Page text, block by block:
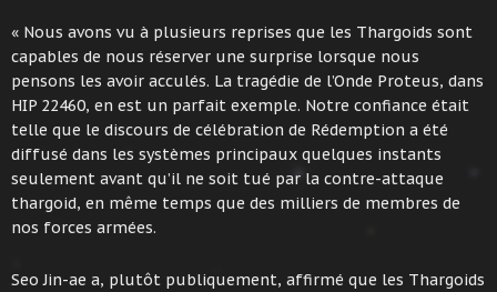
« Nous avons vu à plusieurs reprises que les Thargoids sont
capables de nous réserver une surprise lorsque nous
pensons les avoir acculés. La tragédie de l’Onde Proteus, dans
HIP 22460, en est un parfait exemple. Notre confiance était
telle que le discours de célébration de Rédemption a été
diffusé dans les systèmes principaux quelques instants
seulement avant qu’il ne soit tué par la contre-attaque
thargoid, en même temps que des milliers de membres de
nos forces armées.
Seo Jin-ae a, plutôt publiquement, affirmé que les Thargoids